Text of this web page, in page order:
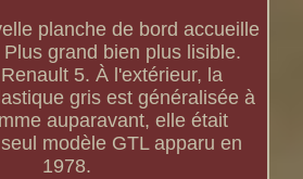
planche de bord accueille
grand bien plus lisible.
5. À l'extérieur, la
gris est généralisée à
auparavant, elle était
modèle GTL apparu en
1978.